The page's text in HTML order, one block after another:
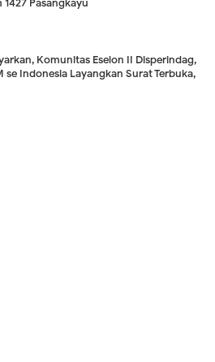
Komunitas Eselon II Disperindag,
se Indonesia Layangkan Surat Terbuka,